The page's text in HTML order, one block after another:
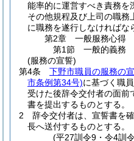
能率的に運営すべき責務を
その他規程及び上司の職務
に職務を遂行しなければな
第2章
一般服務心得
第1節
一般的義務
(服務の宣誓)
第4条
下野市職員の服務の
市条例第34号)に基づく職
受けた後辞令交付者の面前
書を提出するものとする。
2
辞令交付者は、宣誓書を
長へ送付するものとする。
(平27訓令9・令4訓